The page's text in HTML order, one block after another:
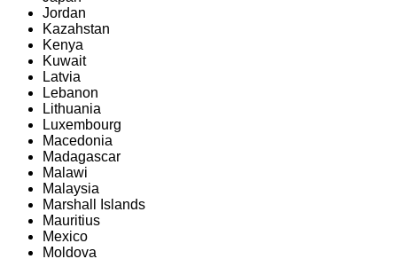
Jordan
Kazahstan
Kenya
Kuwait
Latvia
Lebanon
Lithuania
Luxembourg
Macedonia
Madagascar
Malawi
Malaysia
Marshall Islands
Mauritius
Mexico
Moldova